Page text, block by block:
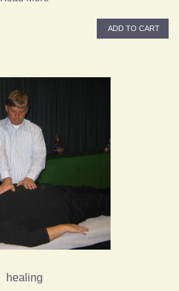
ADD TO CART
healing